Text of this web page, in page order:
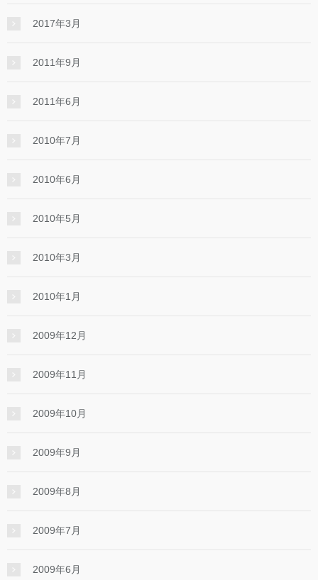
2017年3月
2011年9月
2011年6月
2010年7月
2010年6月
2010年5月
2010年3月
2010年1月
2009年12月
2009年11月
2009年10月
2009年9月
2009年8月
2009年7月
2009年6月